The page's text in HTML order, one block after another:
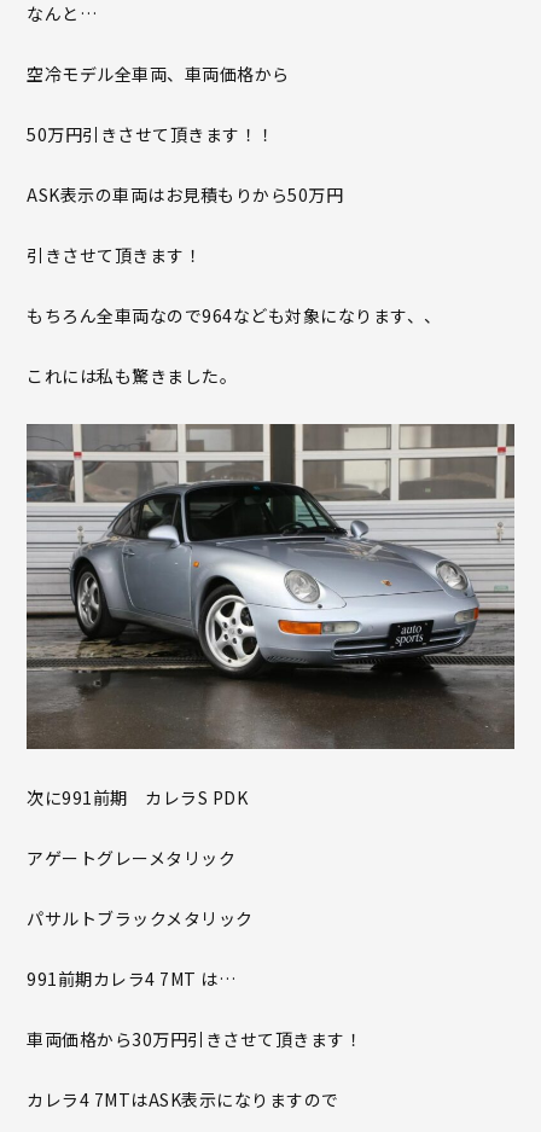
なんと…
空冷モデル全車両、車両価格から
50万円引きさせて頂きます！！
ASK表示の車両はお見積もりから50万円
引きさせて頂きます！
もちろん全車両なので964なども対象になります、、
これには私も驚きました。
次に991前期 カレラS PDK
アゲートグレーメタリック
パサルトブラックメタリック
991前期カレラ4 7MT は…
車両価格から30万円引きさせて頂きます！
カレラ4 7MTはASK表示になりますので